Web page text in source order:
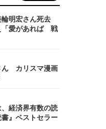
輪明宏さん死去
「愛があれば 戦
ん カリスマ漫画
経済界有数の読
』ベストセラー